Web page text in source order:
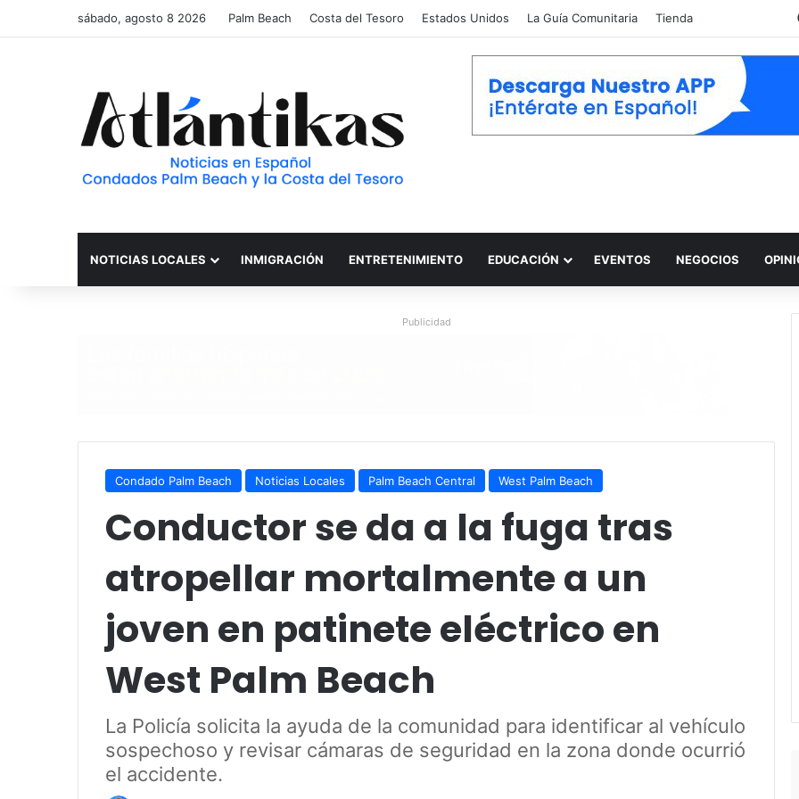
sábado, agosto 8 2026 Palm Beach Costa del Tesoro Estados Unidos La Guía Comunitaria Tienda
NOTICIAS LOCALES INMIGRACIÓN ENTRETENIMIENTO EDUCACIÓN EVENTOS NEGOCIOS
Publicidad
Condado Palm Beach Noticias Locales Palm Beach Central West Palm Beach
Conductor se da a la fuga tras
atropellar mortalmente a un
joven en patinete eléctrico en
West Palm Beach
La Policía solicita la ayuda de la comunidad para identificar al vehículo
sospechoso y revisar cámaras de seguridad en la zona donde ocurrió
el accidente.